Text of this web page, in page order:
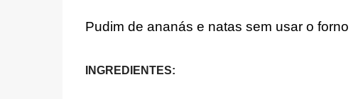
Pudim de ananás e natas sem usar o forno
INGREDIENTES: